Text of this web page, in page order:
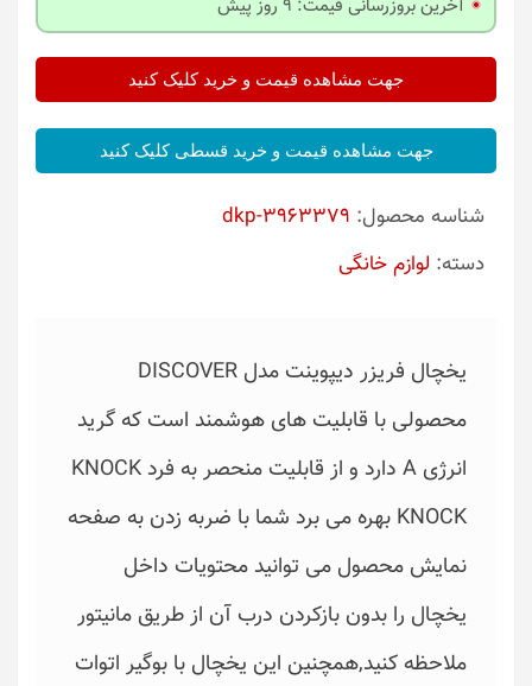
آخرین بروزرسانی قیمت: 9 روز پیش
جهت مشاهده قیمت و خرید کلیک کنید
جهت مشاهده قیمت و خرید قسطی کلیک کنید
شناسه محصول: dkp-3963379
دسته: لوازم خانگی
یخچال فریزر دیپوینت مدل DISCOVER
محصولی با قابلیت های هوشمند است که گرید
انرژی A دارد و از قابلیت منحصر به فرد KNOCK
KNOCK بهره می برد شما با ضربه زدن به صفحه
نمایش محصول می توانید محتویات داخل
یخچال را بدون بازکردن درب آن از طریق مانیتور
ملاحظه کنید,همچنین این یخچال با بوگیر اتوات